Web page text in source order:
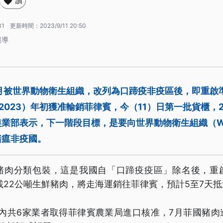
更新時間： 2023/9/11 20:50
導
世界動物衛生組織，改列為口蹄疫非疫區後，即重啟
）年初獲准輸銷菲律賓，今（11）日第一批貨櫃，
部表示，下一階段目標，是要向世界動物衛生組織（
非疫國。
肉分類包裝，這是我國自「口蹄疫疫區」除名後，重
公噸生鮮豬肉，將走海運銷往菲律賓，預計5至7天
共6家業者取得菲律賓農業局進口核准，7月菲國豬